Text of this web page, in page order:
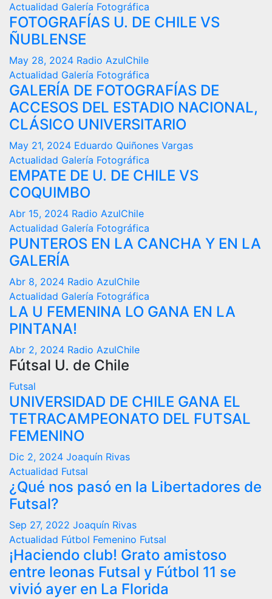
Actualidad Galería Fotográfica
FOTOGRAFÍAS U. DE CHILE VS
ÑUBLENSE
May 28, 2024 Radio AzulChile
Actualidad Galería Fotográfica
GALERÍA DE FOTOGRAFÍAS DE
ACCESOS DEL ESTADIO NACIONAL,
CLÁSICO UNIVERSITARIO
May 21, 2024 Eduardo Quiñones Vargas
Actualidad Galería Fotográfica
EMPATE DE U. DE CHILE VS
COQUIMBO
Abr 15, 2024 Radio AzulChile
Actualidad Galería Fotográfica
PUNTEROS EN LA CANCHA Y EN LA
GALERÍA
Abr 8, 2024 Radio AzulChile
Actualidad Galería Fotográfica
LA U FEMENINA LO GANA EN LA
PINTANA!
Abr 2, 2024 Radio AzulChile
Fútsal U. de Chile
Futsal
UNIVERSIDAD DE CHILE GANA EL
TETRACAMPEONATO DEL FUTSAL
FEMENINO
Dic 2, 2024 Joaquín Rivas
Actualidad Futsal
¿Qué nos pasó en la Libertadores de
Futsal?
Sep 27, 2022 Joaquín Rivas
Actualidad Fútbol Femenino Futsal
¡Haciendo club! Grato amistoso
entre leonas Futsal y Fútbol 11 se
vivió ayer en La Florida